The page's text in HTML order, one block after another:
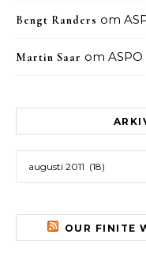
Bengt Randers om
Martin Saar om
OUR FINITE